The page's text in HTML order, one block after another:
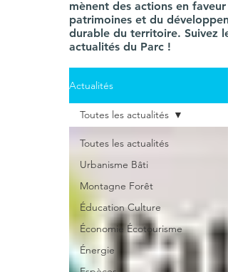
mènent des actions en faveur
patrimoines et du
durable du territoire. Suivez
actualités du Parc !
Actualités
Toutes les actualités
Urbanisme Bâti
Montagne Forêt
Éducation Culture
Économie Écotourisme
Énergie
Toutes les actualités